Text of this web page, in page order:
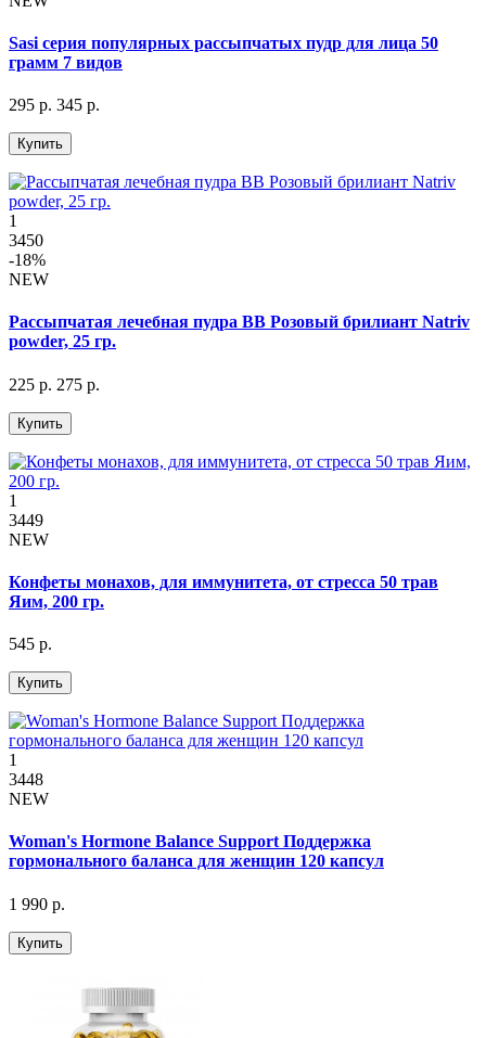
Sasi серия популярных рассыпчатых пудр для лица 50
грамм 7 видов
295 р. 345 р.
Купить
1
3450
-18%
NEW
Рассыпчатая лечебная пудра BB Розовый брилиант Natriv
powder, 25 гр.
225 р. 275 р.
Купить
1
3449
NEW
Конфеты монахов, для иммунитета, от стресса 50 трав
Яим, 200 гр.
545 р.
Купить
1
3448
NEW
Woman's Hormone Balance Support Поддержка
гормонального баланса для женщин 120 капсул
1 990 р.
Купить